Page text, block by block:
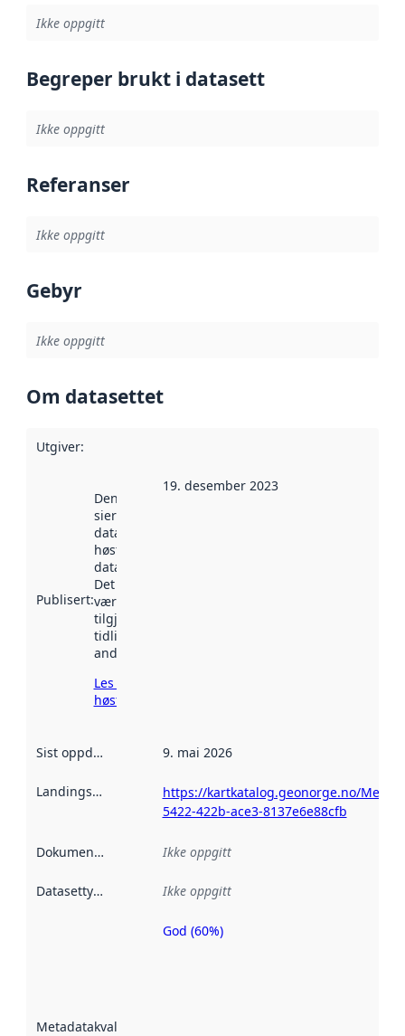
Ikke oppgitt
Begreper brukt i datasett
Ikke oppgitt
Referanser
Ikke oppgitt
Gebyr
Ikke oppgitt
Om datasettet
Utgiver:
Publisert:
Denne datoen
sier når
datasettet ble
høstet av
data.norge.no.
Det kan ha
vært
tilgjengelig
tidligere
andre steder.
Les mer om
høsting her
19. desember 2023
Sist oppdatert 9. mai 2026
Landingsside
https://kartkatalog.geonorge.no/
5422-422b-ace3-8137e6e88cfb
Dokumentasjon Ikke oppgitt
Datasettype Ikke oppgitt
Metadatakvalitet
Metadatakvalitet
God (60%)